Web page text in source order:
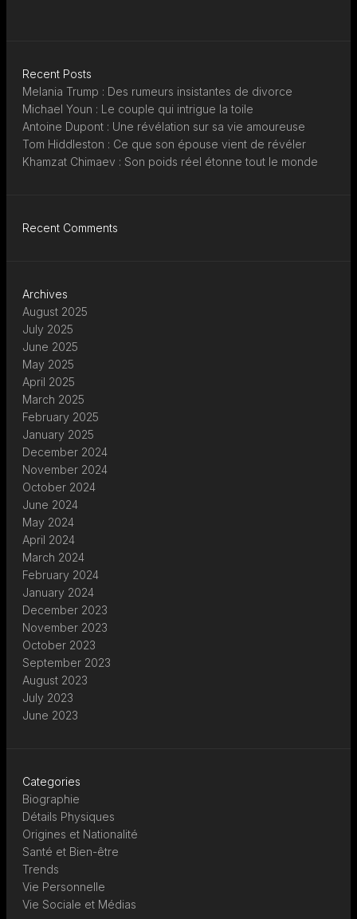
Recent Posts
Melania Trump : Des rumeurs insistantes de divorce
Michael Youn : Le couple qui intrigue la toile
Antoine Dupont : Une révélation sur sa vie amoureuse
Tom Hiddleston : Ce que son épouse vient de révéler
Khamzat Chimaev : Son poids réel étonne tout le monde
Recent Comments
Archives
August 2025
July 2025
June 2025
May 2025
April 2025
March 2025
February 2025
January 2025
December 2024
November 2024
October 2024
June 2024
May 2024
April 2024
March 2024
February 2024
January 2024
December 2023
November 2023
October 2023
September 2023
August 2023
July 2023
June 2023
Categories
Biographie
Détails Physiques
Origines et Nationalité
Santé et Bien-être
Trends
Vie Personnelle
Vie Sociale et Médias